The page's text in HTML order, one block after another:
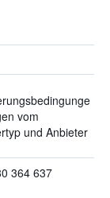
vom
und Anbieter
364 637